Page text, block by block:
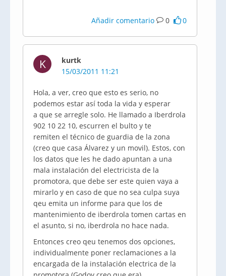
Añadir comentario 0 0
K
kurtk
15/03/2011 11:21
Hola, a ver, creo que esto es serio, no
podemos estar así toda la vida y esperar
a que se arregle solo. He llamado a Iberdrola
902 10 22 10, escurren el bulto y te
remiten el técnico de guardia de la zona
(creo que casa Álvarez y un movil). Estos, con
los datos que les he dado apuntan a una
mala instalación del electricista de la
promotora, que debe ser este quien vaya a
mirarlo y en caso de que no sea culpa suya
qeu emita un informe para que los de
mantenimiento de iberdrola tomen cartas en
el asunto, si no, iberdrola no hace nada.
Entonces creo qeu tenemos dos opciones,
individualmente poner reclamaciones a la
encargada de la instalación electrica de la